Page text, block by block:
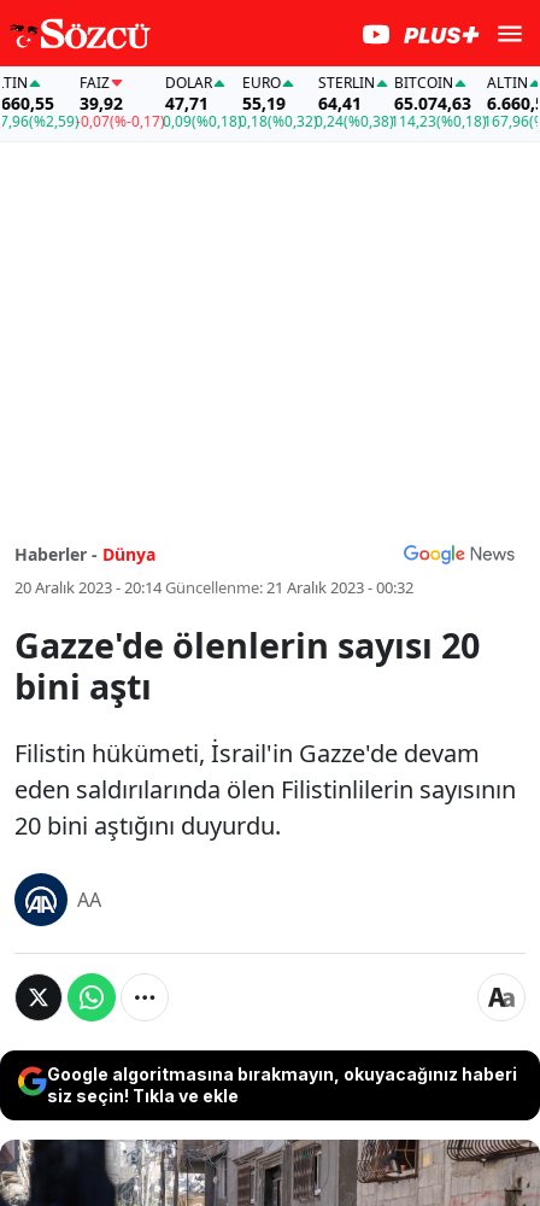
(%2,59)
39,92
-0,07(%-0,17)
DOLAR
47,71
0,09(%0,18)
EURO
55,19
0,18(%0,32)
STERLIN
64,41
0,24(%0,38)
BITCOIN
65.074,63
114,23(%0,18)
ALTIN
6.660,55
167,96
Haberler - Dünya
20 Aralık 2023 - 20:14Güncellenme:21 Aralık 2023 - 00:32
Gazze'de ölenlerin sayısı 20
bini aştı
Filistin hükümeti, İsrail'in Gazze'de devam
eden saldırılarında ölen Filistinlilerin sayısının
20 bini aştığını duyurdu.
AA
Google algoritmasına bırakmayın, okuyacağınız haberi
siz seçin! Tıkla ve ekle